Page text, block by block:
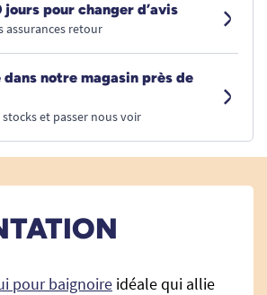
jours pour changer d’avis
assurances retour
dans notre magasin près de
et passer nous voir
pour baignoire idéale qui allie